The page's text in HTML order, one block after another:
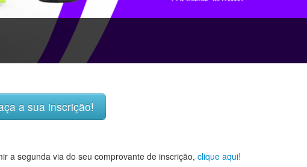
a sua inscrição!
a segunda via do seu comprovante de inscrição, clique aqui!